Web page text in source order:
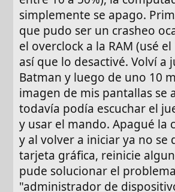
simplemente se apago.
que pudo ser un crasheo
el overclock a la RAM (usé
así que lo desactivé. Volví a
Batman y luego de uno 10
imagen de mis pantallas se
todavía podía escuchar el
y usar el mando. Apagué la
y al volver a iniciar ya no se
tarjeta gráfica, reinicie
pude solucionar el
"administrador de